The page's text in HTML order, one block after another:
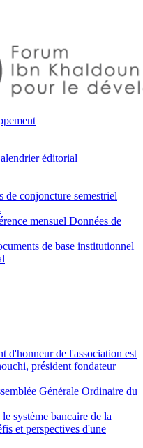
éditorial
de conjoncture semestriel
mensuel Données de
de base institutionnel
d'honneur de l'association est
président fondateur
Générale Ordinaire du
système bancaire de la
et perspectives d'une